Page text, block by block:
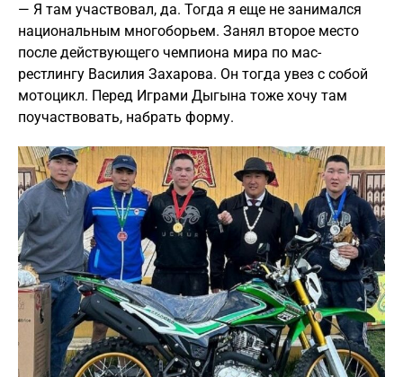
— Я там участвовал, да. Тогда я еще не занимался
национальным многоборьем. Занял второе место
после действующего чемпиона мира по мас-
рестлингу Василия Захарова. Он тогда увез с собой
мотоцикл. Перед Играми Дыгына тоже хочу там
поучаствовать, набрать форму.